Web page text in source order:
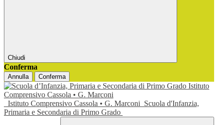
Chiudi
Conferma
Annulla Conferma
Istituto Comprensivo Cassola • G. Marconi Scuola d'Infanzia,
Primaria e Secondaria di Primo Grado